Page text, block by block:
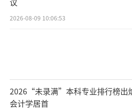
2026-08-09 10:06:53
2026“未录满”本科专业排行榜出
会计学居首